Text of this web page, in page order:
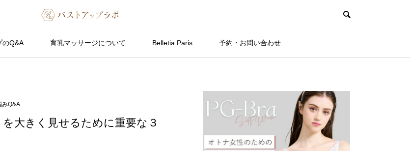
のQ&A 育乳マッサージについて Belletia Paris 予約・お問い合わせ
みQ&A
大きく見せるために重要な３